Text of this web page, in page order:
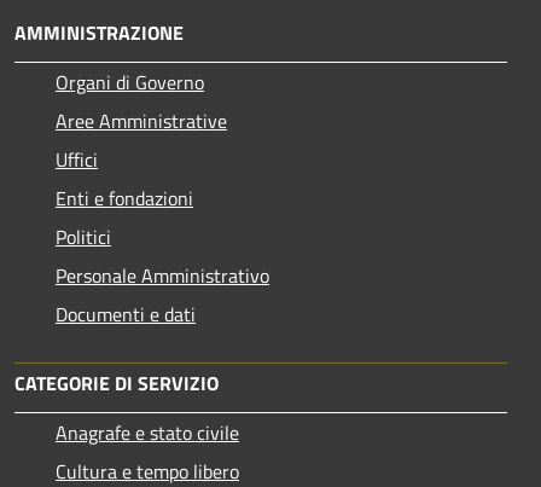
AMMINISTRAZIONE
Organi di Governo
Aree Amministrative
Uffici
Enti e fondazioni
Politici
Personale Amministrativo
Documenti e dati
CATEGORIE DI SERVIZIO
Anagrafe e stato civile
Cultura e tempo libero